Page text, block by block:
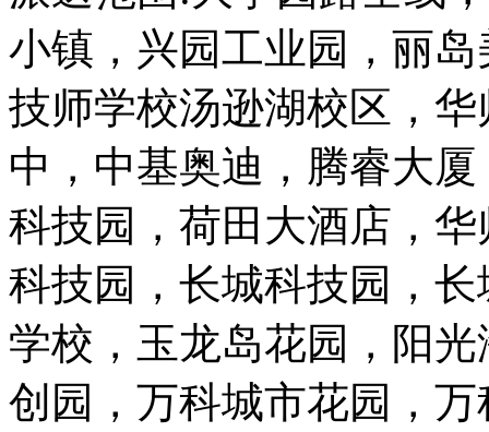
小镇，兴园工业园，丽
技师学校汤逊湖校区，
中，中基奥迪，腾睿大
科技园，荷田大酒店，
科技园，长城科技园，
学校，玉龙岛花园，阳
创园，万科城市花园，